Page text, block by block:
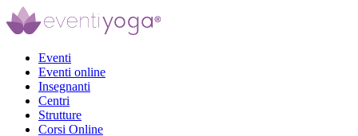
Eventi
Eventi online
Insegnanti
Centri
Strutture
Corsi Online